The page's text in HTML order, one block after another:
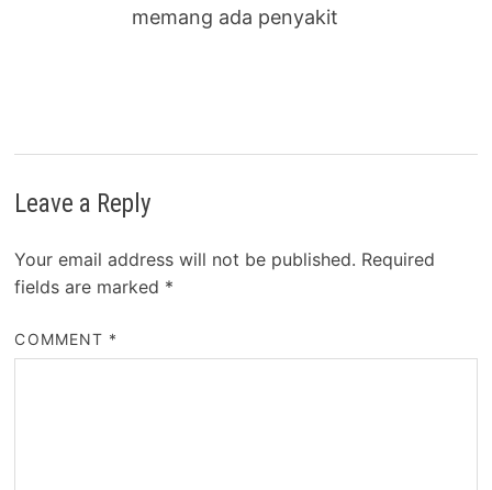
memang ada penyakit
Leave a Reply
Your email address will not be published. Required
fields are marked *
COMMENT *